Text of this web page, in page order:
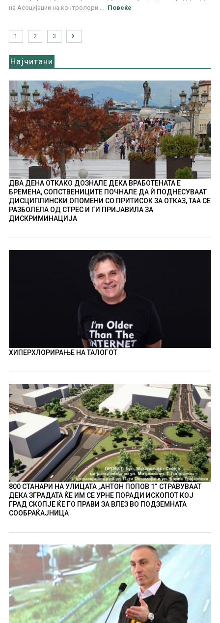
на Асоцијации на контролори ...
Повеќе
1 2 3
Најчитани
ДВА ДЕНА ОТКАКО ДОЗНАЛЕ ДЕКА ВРАБОТЕНАТА Е
БРЕМЕНА, СОПСТВЕНИЦИТЕ ПОЧНАЛЕ ДА Ѝ ПОДНЕСУВААТ
ДИСЦИПЛИНСКИ ОПОМЕНИ СО ПРИТИСОК ЗА ОТКАЗ, ТАА СЕ
РАЗБОЛЕЛА ОД СТРЕС И ГИ ПРИЈАВИЛА ЗА
ДИСКРИМИНАЦИЈА
ХИПЕРХЛОРИРАЊЕ НА ТАЛОГОТ
800 СТАНАРИ НА УЛИЦАТА „АНТОН ПОПОВ 1“ СТРАВУВААТ
ДЕКА ЗГРАДАТА ЌЕ ИМ СЕ УРНЕ ПОРАДИ ИСКОПОТ КОЈ
ГРАД СКОПЈЕ ЌЕ ГО ПРАВИ ЗА ВЛЕЗ ВО ПОДЗЕМНАТА
СООБРАЌАЈНИЦА